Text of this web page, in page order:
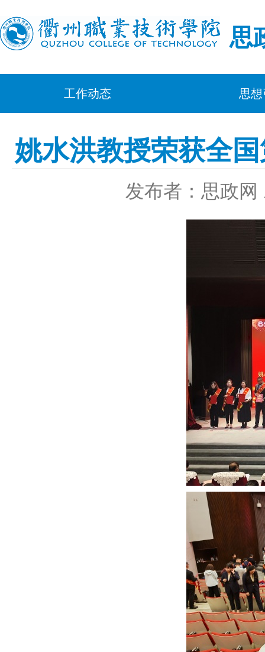
思
工作动态 思
姚水洪教授荣获全
发布者：思政网